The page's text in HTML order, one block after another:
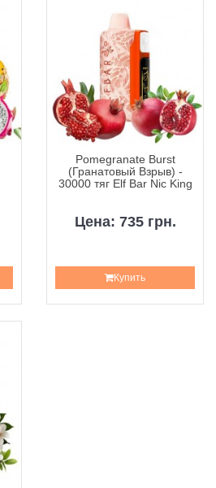
Pomegranate Burst
(Гранатовый Взрыв) -
30000 тяг Elf Bar Nic King
Цена: 735 грн.
Купить